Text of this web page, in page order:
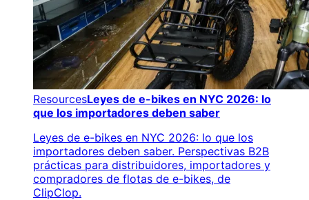
ResourcesLeyes de e-bikes en NYC 2026: lo
que los importadores deben saber
Leyes de e-bikes en NYC 2026: lo que los
importadores deben saber. Perspectivas B2B
prácticas para distribuidores, importadores y
compradores de flotas de e-bikes, de
ClipClop.